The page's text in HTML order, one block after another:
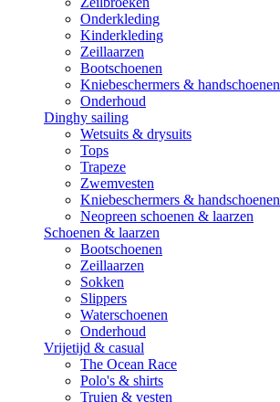
Onderkleding
Kinderkleding
Zeillaarzen
Bootschoenen
Kniebeschermers & handschoenen
Onderhoud
Dinghy sailing
Wetsuits & drysuits
Tops
Trapeze
Zwemvesten
Kniebeschermers & handschoenen
Neopreen schoenen & laarzen
Schoenen & laarzen
Bootschoenen
Zeillaarzen
Sokken
Slippers
Waterschoenen
Onderhoud
Vrijetijd & casual
The Ocean Race
Polo's & shirts
Truien & vesten